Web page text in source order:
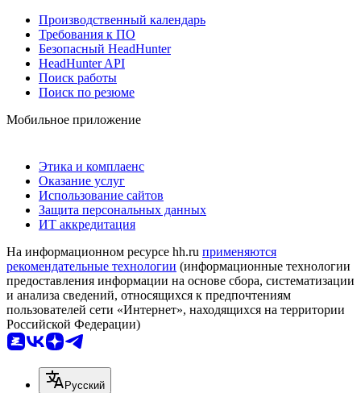
Производственный календарь
Требования к ПО
Безопасный HeadHunter
HeadHunter API
Поиск работы
Поиск по резюме
Мобильное приложение
Этика и комплаенс
Оказание услуг
Использование сайтов
Защита персональных данных
ИТ аккредитация
На информационном ресурсе hh.ru применяются
рекомендательные технологии (информационные технологии
предоставления информации на основе сбора, систематизации
и анализа сведений, относящихся к предпочтениям
пользователей сети «Интернет», находящихся на территории
Российской Федерации)
Русский